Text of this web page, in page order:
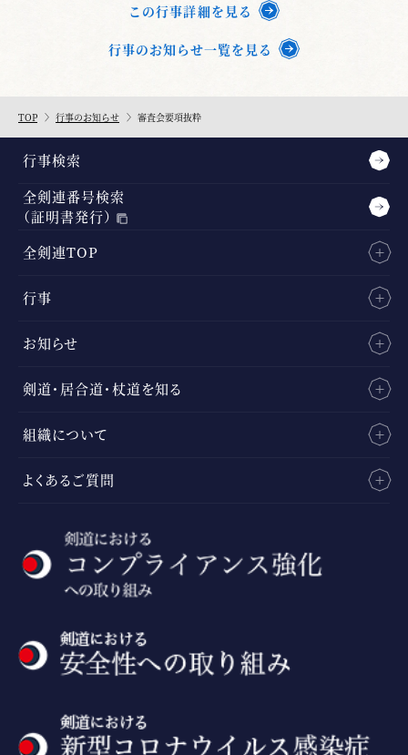
この行事詳細を見る
行事のお知らせ一覧を見る
TOP 行事のお知らせ 審査会要項抜粋
行事検索
全剣連番号検索
（証明書発行）
全剣連TOP
行事
お知らせ
剣道・居合道・杖道を知る
組織について
よくあるご質問